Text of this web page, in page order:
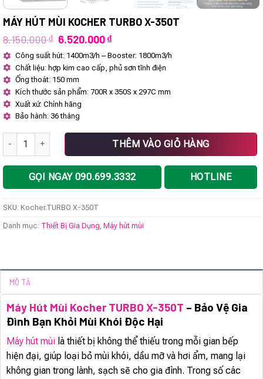
MÁY HÚT MÙI KOCHER TURBO X-350T
8.150.000₫ Giá
gốc
là:
8.150.000 ₫.
6.520.000₫Giá
tại
là:
Công suất hút: 1400m3/h – Booster: 1800m3/h
Chất liệu: hợp kim cao cấp, phủ sơn tĩnh điện
Ống thoát: 150 mm
Kích thước sản phẩm: 700R x 350S x 297C mm
Xuất xứ: Chính hãng
Bảo hành: 36 tháng
Máy hút mùi Kocher TURBO X-350T số lượng
THÊM VÀO GIỎ HÀNG
GỌI NGAY 090.699.3332 HOTLINE
SKU: Kocher.TURBO X-350T
Danh mục: Thiết Bị Gia Dụng Máy hút mùi
MÔ TẢ
Máy Hút Mùi Kocher TURBO X-350T – Bảo Vệ Gia
Đình Bạn Khỏi Mùi Khói Độc Hại
Máy hút mùi là thiết bị không thể thiếu trong mỗi gian bếp
hiện đại, giúp loại bỏ mùi khói, dầu mỡ và hơi ẩm, mang lại
không gian trong lành, sạch sẽ cho gia đình. Trong số các